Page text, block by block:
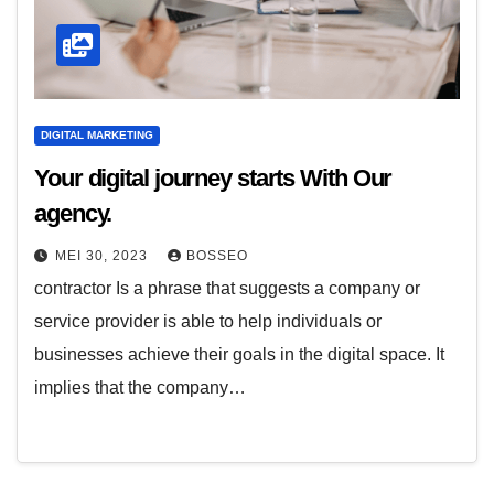
DIGITAL MARKETING
Your digital journey starts With Our
agency.
MEI 30, 2023 BOSSEO
contractor Is a phrase that suggests a company or
service provider is able to help individuals or
businesses achieve their goals in the digital space. It
implies that the company…